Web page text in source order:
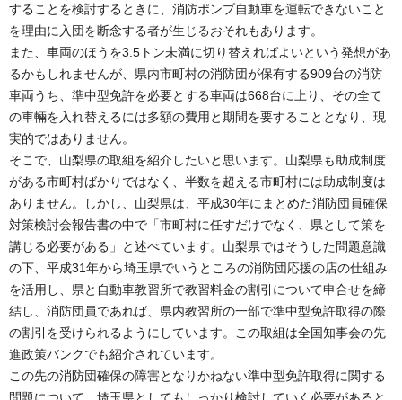
することを検討するときに、消防ポンプ自動車を運転できないこと
を理由に入団を断念する者が生じるおそれもあります。
また、車両のほうを3.5トン未満に切り替えればよいという発想があ
るかもしれませんが、県内市町村の消防団が保有する909台の消防
車両うち、準中型免許を必要とする車両は668台に上り、その全て
の車輛を入れ替えるには多額の費用と期間を要することとなり、現
実的ではありません。
そこで、山梨県の取組を紹介したいと思います。山梨県も助成制度
がある市町村ばかりではなく、半数を超える市町村には助成制度は
ありません。しかし、山梨県は、平成30年にまとめた消防団員確保
対策検討会報告書の中で「市町村に任すだけでなく、県として策を
講じる必要がある」と述べています。山梨県ではそうした問題意識
の下、平成31年から埼玉県でいうところの消防団応援の店の仕組み
を活用し、県と自動車教習所で教習料金の割引について申合せを締
結し、消防団員であれば、県内教習所の一部で準中型免許取得の際
の割引を受けられるようにしています。この取組は全国知事会の先
進政策バンクでも紹介されています。
この先の消防団確保の障害となりかねない準中型免許取得に関する